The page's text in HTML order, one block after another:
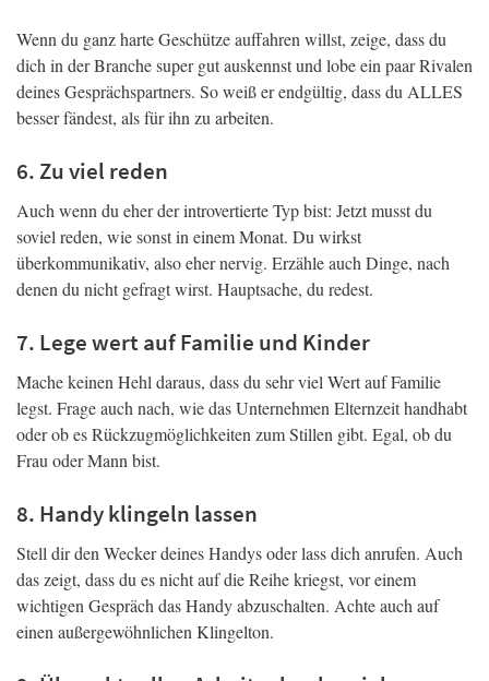
Wenn du ganz harte Geschütze auffahren willst, zeige, dass du
dich in der Branche super gut auskennst und lobe ein paar Rivalen
deines Gesprächspartners. So weiß er endgültig, dass du ALLES
besser fändest, als für ihn zu arbeiten.
6. Zu viel reden
Auch wenn du eher der introvertierte Typ bist: Jetzt musst du
soviel reden, wie sonst in einem Monat. Du wirkst
überkommunikativ, also eher nervig. Erzähle auch Dinge, nach
denen du nicht gefragt wirst. Hauptsache, du redest.
7. Lege wert auf Familie und Kinder
Mache keinen Hehl daraus, dass du sehr viel Wert auf Familie
legst. Frage auch nach, wie das Unternehmen Elternzeit handhabt
oder ob es Rückzugmöglichkeiten zum Stillen gibt. Egal, ob du
Frau oder Mann bist.
8. Handy klingeln lassen
Stell dir den Wecker deines Handys oder lass dich anrufen. Auch
das zeigt, dass du es nicht auf die Reihe kriegst, vor einem
wichtigen Gespräch das Handy abzuschalten. Achte auch auf
einen außergewöhnlichen Klingelton.